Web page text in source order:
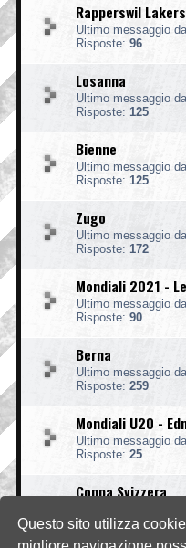
Questo sito utilizza
Rapperswil Lakers
Ultimo messaggio
Risposte: 96
Losanna
Ultimo messaggio
Risposte: 125
Bienne
Ultimo messaggio
Risposte: 125
Zugo
Ultimo messaggio
Risposte: 172
Mondiali 2021 -
Ultimo messaggio
Risposte: 90
Berna
Ultimo messaggio
Risposte: 259
Mondiali U20 -
Ultimo messaggio
Risposte: 25
Coppa Svizzera
Risposte:308